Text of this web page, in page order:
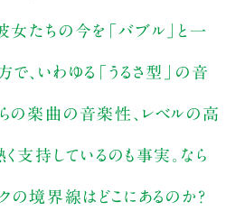
女たちの今を「バブル」と一
、いわゆる「うるさ型」の音
の楽曲の音楽性、レベルの高
支持しているのも事実。なら
クの境界線はどこにあるのか？